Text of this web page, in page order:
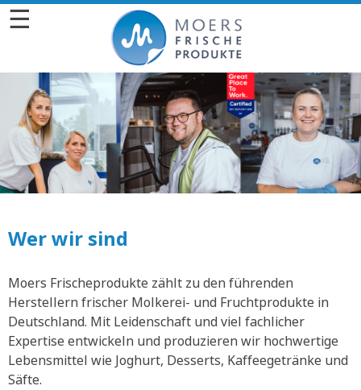
☰
Wer wir sind
Moers Frischeprodukte zählt zu den führenden
Herstellern frischer Molkerei- und Fruchtprodukte in
Deutschland. Mit Leidenschaft und viel fachlicher
Expertise entwickeln und produzieren wir hochwertige
Lebensmittel wie Joghurt, Desserts, Kaffeegetränke und
Säfte.